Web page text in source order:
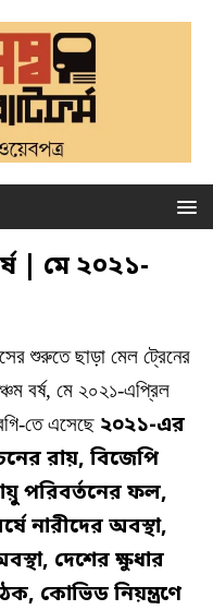
| মে ২০২১-
শুরুতে ছাড়া মেল ট্রেনের
বর্ষ, মে ২০২১-এপ্রিল
তে এসেছে ২০২১-এর
রায়, বিজেপি
পরিবর্তনের ফল,
নারীদের অবস্থা,
দেশের ক্ষুধার
কোভিড নিয়ন্ত্রণে